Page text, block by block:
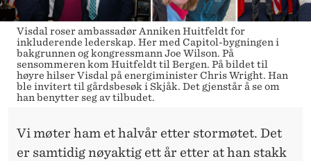
Visdal roser ambassadør Anniken Huitfeldt for
inkluderende lederskap. Her med Capitol-bygningen i
bakgrunnen og kongressmann Joe Wilson. På
sensommeren kom Huitfeldt til Bergen. På bildet til
høyre hilser Visdal på energiminister Chris Wright. Han
ble invitert til gårdsbesøk i Skjåk. Det gjenstår å se om
han benytter seg av tilbudet.
Vi møter ham et halvår etter stormøtet. Det
er samtidig nøyaktig ett år etter at han stakk